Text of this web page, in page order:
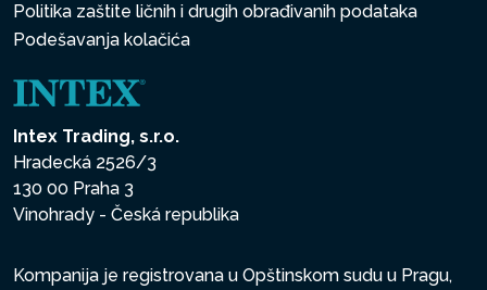
Politika zaštite ličnih i drugih obrađivanih podataka
Podešavanja kolačića
Intex Trading, s.r.o.
Hradecká 2526/3
130 00 Praha 3
Vinohrady - Česká republika
Kompanija je registrovana u Opštinskom sudu u Pragu,